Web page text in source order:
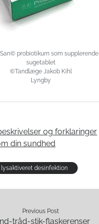
probiotikum som supplerende
sugetablet
©Tandlæge Jakob Kihl
Lyngby
og forklaringer
din sundhed
lysaktiveret desinfektion
Previous Post
tråd-stik-flaskerenser